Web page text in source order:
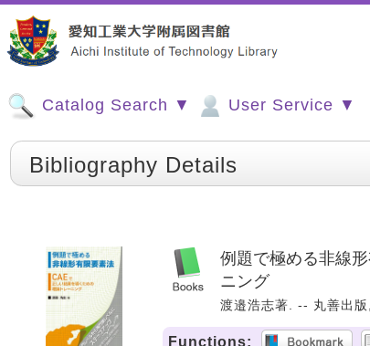
Catalog Search ▼ User Service ▼
Bibliography Details
例題で極める非線
ニング
渡邉浩志著. -- 丸善出
Functions: